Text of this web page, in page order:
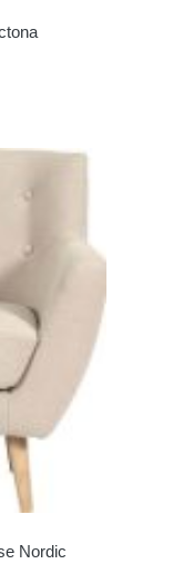
Nordic